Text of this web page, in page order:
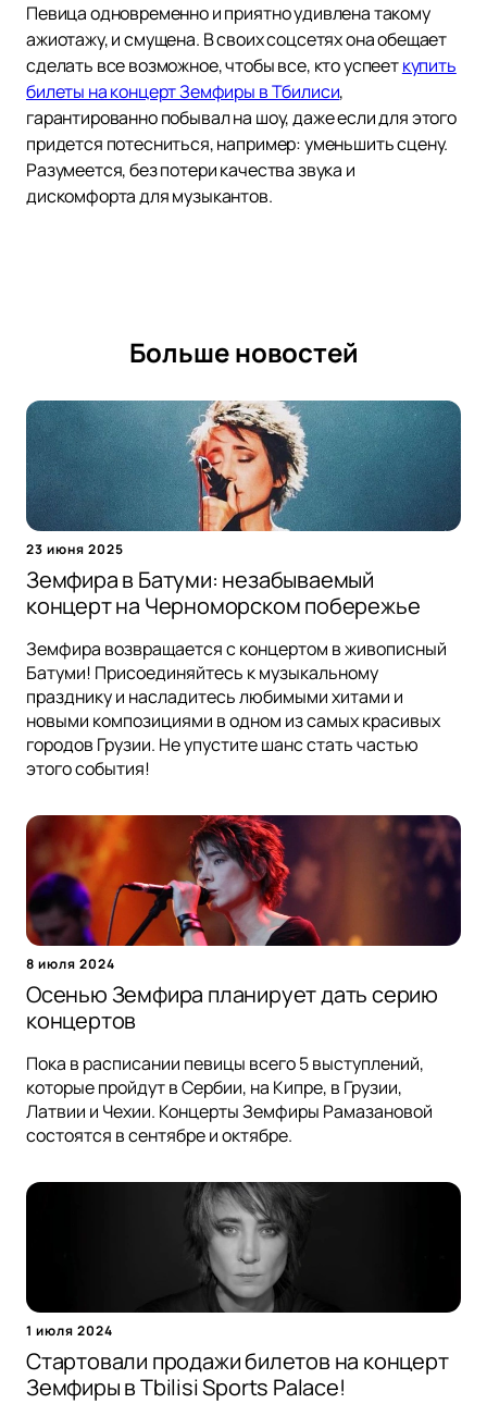
Певица одновременно и приятно удивлена такому
ажиотажу, и смущена. В своих соцсетях она обещает
сделать все возможное, чтобы все, кто успееткупить
билеты на концерт Земфиры в Тбилиси,
гарантированно побывал на шоу, даже если для этого
придется потесниться, например: уменьшить сцену.
Разумеется, без потери качества звука и
дискомфорта для музыкантов.
Больше новостей
23 июня 2025
Земфира в Батуми: незабываемый
концерт на Черноморском побережье
Земфира возвращается с концертом в живописный
Батуми! Присоединяйтесь к музыкальному
празднику и насладитесь любимыми хитами и
новыми композициями в одном из самых красивых
городов Грузии. Не упустите шанс стать частью
этого события!
8 июля 2024
Осенью Земфира планирует дать серию
концертов
Пока в расписании певицы всего 5 выступлений,
которые пройдут в Сербии, на Кипре, в Грузии,
Латвии и Чехии. Концерты Земфиры Рамазановой
состоятся в сентябре и октябре.
1 июля 2024
Стартовали продажи билетов на концерт
Земфиры в Tbilisi Sports Palace!